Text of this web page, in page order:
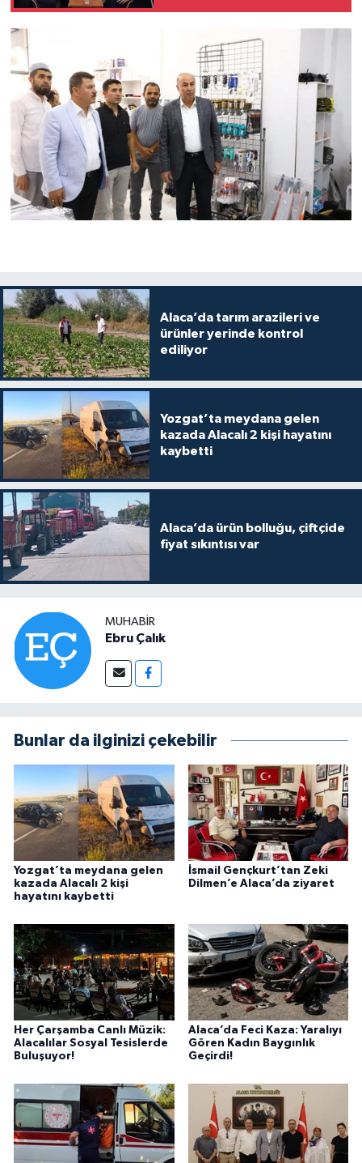
Alaca’da tarım arazileri ve
ürünler yerinde kontrol
ediliyor
Yozgat’ta meydana gelen
kazada Alacalı 2 kişi hayatını
kaybetti
Alaca’da ürün bolluğu, çiftçide
fiyat sıkıntısı var
MUHABIR
Ebru Çalık
Bunlar da ilginizi çekebilir
Yozgat’ta meydana gelen
kazada Alacalı 2 kişi
hayatını kaybetti
İsmail Gençkurt’tan Zeki
Dilmen’e Alaca’da ziyaret
Her Çarşamba Canlı Müzik:
Alacalılar Sosyal Tesislerde
Buluşuyor!
Alaca’da Feci Kaza: Yaralıyı
Gören Kadın Baygınlık
Geçirdi!